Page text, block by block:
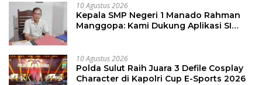
10 Agustus 2026
Kepala SMP Negeri 1 Manado Rahman
Manggopa: Kami Dukung Aplikasi SI
10 Agustus 2026
Polda Sulut Raih Juara 3 Defile Cosplay
Character di Kapolri Cup E-Sports 2026